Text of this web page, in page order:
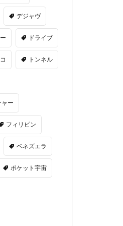
デジャヴ
ドライブ
トンネル
ー
フィリピン
ベネズエラ
ポケット宇宙